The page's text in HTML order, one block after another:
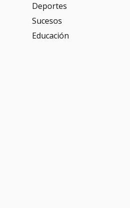
Deportes
Sucesos
Educación